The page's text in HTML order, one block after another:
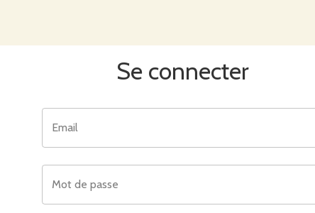
Se connecter
Email
Mot de passe